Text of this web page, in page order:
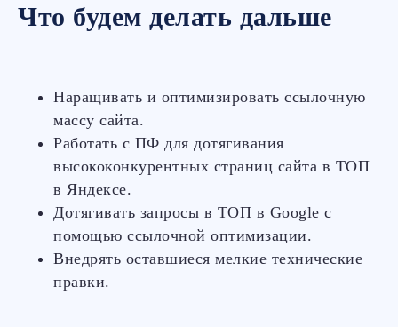
Что будем делать дальше
Наращивать и оптимизировать ссылочную
массу сайта.
Работать с ПФ для дотягивания
высококонкурентных страниц сайта в ТОП
в Яндексе.
Дотягивать запросы в ТОП в Google с
помощью ссылочной оптимизации.
Внедрять оставшиеся мелкие технические
правки.